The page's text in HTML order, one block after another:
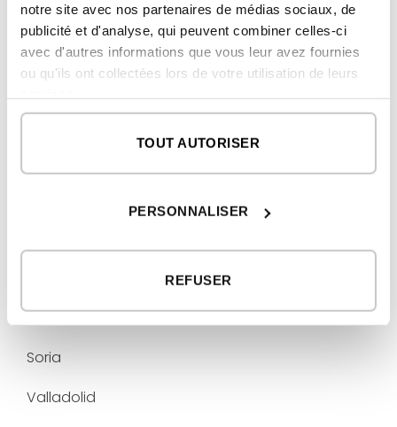
notre site avec nos partenaires de médias sociaux, de
publicité et d'analyse, qui peuvent combiner celles-ci
avec d'autres informations que vous leur avez fournies
ou qu'ils ont collectées lors de votre utilisation de leurs
TOUT AUTORISER
PERSONNALISER
REFUSER
Castille-et-León
Ávila
Ségovie
Soria
Valladolid